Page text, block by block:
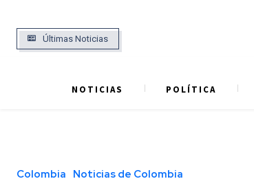
Últimas Noticias
NOTICIAS POLÍTICA
Colombia Noticias de Colombia